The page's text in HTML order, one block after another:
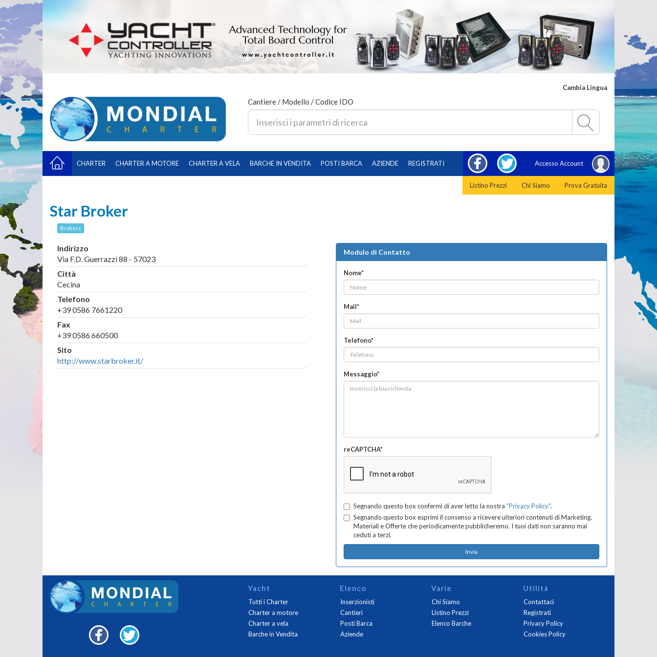
Cambia Lingua
Cantiere / Modello / Codice IDO
CHARTER CHARTER A MOTORE CHARTER A VELA BARCHE IN VENDITA POSTI BARCA AZIENDE REGISTRATI Accesso Account
FACEBOOKTWITTER
Listino Prezzi Chi Siamo Prova Gratuita
Star Broker
Brokers
Indirizzo
Via F.D. Guerrazzi 88 - 57023
Città
Cecina
Telefono
+39 0586 7661220
Fax
+39 0586 660500
Sito
http://www.starbroker.it/
Modulo di Contatto
Nome*
Mail*
Telefono*
Messaggio*
reCAPTCHA*
Segnando questo box confermi di aver letto la nostra "Privacy Policy".
Segnando questo box esprimi il consenso a ricevere ulteriori contenuti di Marketing,
Materiali e Offerte che periodicamente pubblicheremo. I tuoi dati non saranno mai
ceduti a terzi.
FacebookTwitter
Yacht
Tutti i Charter
Charter a motore
Charter a vela
Barche in Vendita
Elenco
Inserzionisti
Cantieri
Posti Barca
Aziende
Varie
Chi Siamo
Listino Prezzi
Elenco Barche
Utilità
Contattaci
Registrati
Privacy Policy
Cookies Policy